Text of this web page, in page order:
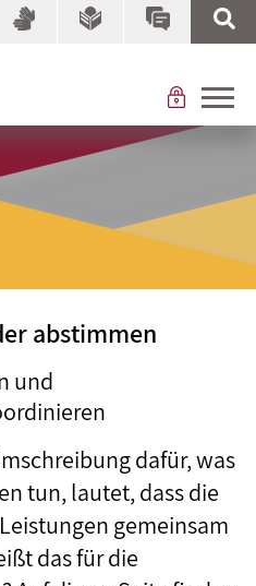
abstimmen
und
dafür, was
tun, lautet, dass die
gemeinsam
das für die